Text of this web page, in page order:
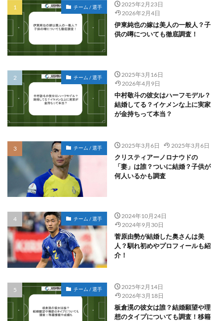
チーム / 選手
2025年2月23日
2026年2月4日
伊東純也の嫁は美人の一般人？子
供の噂についても徹底調査！
チーム / 選手
2025年3月16日
2026年4月9日
中村敬斗の彼女はハーフモデル？
結婚してる？イケメンな上に実家
が金持ちって本当？
チーム / 選手 2025年3月6日 2025年3月6日
クリスティアーノロナウドの
「妻」は誰？ついに結婚？子供が
何人いるかも調査
チーム / 選手
2024年10月24日
2024年9月30日
菅原由勢が結婚した奥さんは美
人？馴れ初めやプロフィールも紹
介！
チーム / 選手
2025年2月14日
2026年3月18日
板倉滉の彼女は誰？結婚願望や理
想のタイプについても調査！移籍